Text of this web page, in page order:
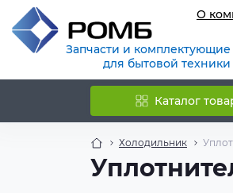
Запчасти и комплектующие
для бытовой техники
О
Каталог
Холодильник